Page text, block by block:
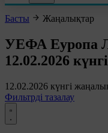
Басты Жаңалықтар
УЕФА Еуропа
12.02.2026
12.02.2026 күнгі
Фильтрді тазалау